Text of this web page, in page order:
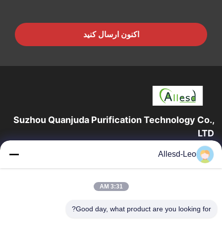
اکنون ارسال کنید
Suzhou Quanjuda Purification Technology Co.,
LTD
16 سال تجربه، به عنوان یک تولید کننده و صادر کننده پیشرو محصولات
صفحه اصلی
محصولات
Allesd-Leo
3:31 AM
Good day, what product are you looking for?